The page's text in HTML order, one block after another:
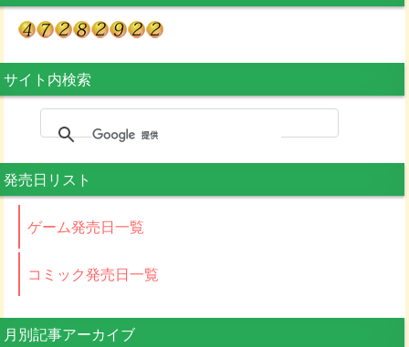
サイト内検索
発売日リスト
ゲーム発売日一覧
コミック発売日一覧
月別記事アーカイブ